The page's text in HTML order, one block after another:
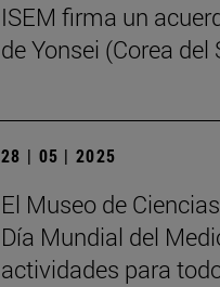
ISEM firma un
de Yonsei (Corea del
28 | 05 | 2025
El Museo de
Día Mundial del
actividades para